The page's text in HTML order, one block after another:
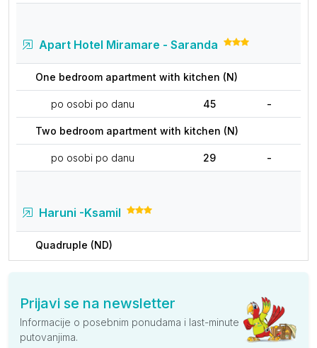
Apart Hotel Miramare - Saranda
One bedroom apartment with kitchen (N)
po osobi po danu 45 -
Two bedroom apartment with kitchen (N)
po osobi po danu 29 -
Haruni -Ksamil
Quadruple (ND)
Standard +0 (ND)
po osobi po danu 49 -
Prijavi se na newsletter
Informacije o posebnim ponudama i last-minute
putovanjima.